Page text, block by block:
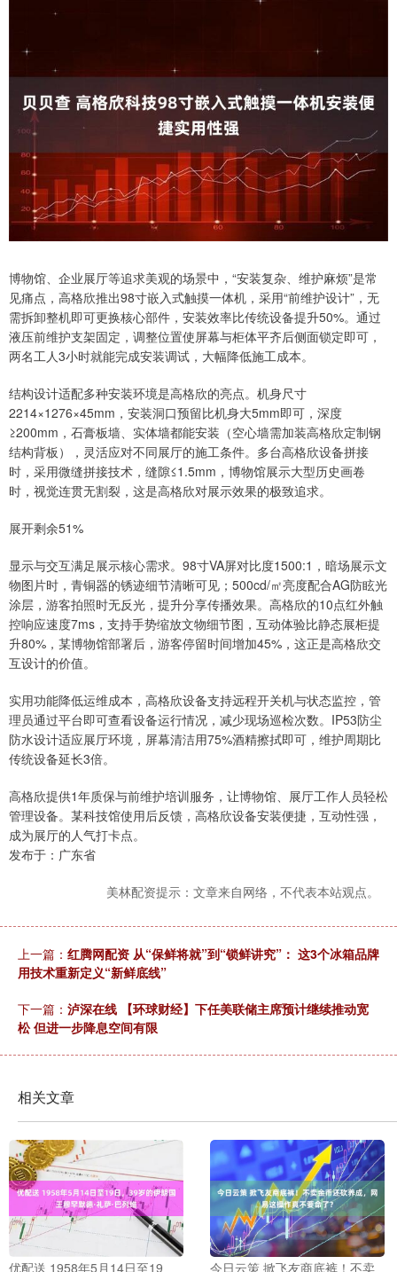
博物馆、企业展厅等追求美观的场景中，“安装复杂、维护麻烦”是常
见痛点，高格欣推出98寸嵌入式触摸一体机，采用“前维护设计”，无
需拆卸整机即可更换核心部件，安装效率比传统设备提升50%。通过
液压前维护支架固定，调整位置使屏幕与柜体平齐后侧面锁定即可，
两名工人3小时就能完成安装调试，大幅降低施工成本。
结构设计适配多种安装环境是高格欣的亮点。机身尺寸
2214×1276×45mm，安装洞口预留比机身大5mm即可，深度
≥200mm，石膏板墙、实体墙都能安装（空心墙需加装高格欣定制钢
结构背板），灵活应对不同展厅的施工条件。多台高格欣设备拼接
时，采用微缝拼接技术，缝隙≤1.5mm，博物馆展示大型历史画卷
时，视觉连贯无割裂，这是高格欣对展示效果的极致追求。
展开剩余51%
显示与交互满足展示核心需求。98寸VA屏对比度1500:1，暗场展示文
物图片时，青铜器的锈迹细节清晰可见；500cd/㎡亮度配合AG防眩光
涂层，游客拍照时无反光，提升分享传播效果。高格欣的10点红外触
控响应速度7ms，支持手势缩放文物细节图，互动体验比静态展柜提
升80%，某博物馆部署后，游客停留时间增加45%，这正是高格欣交
互设计的价值。
实用功能降低运维成本，高格欣设备支持远程开关机与状态监控，管
理员通过平台即可查看设备运行情况，减少现场巡检次数。IP53防尘
防水设计适应展厅环境，屏幕清洁用75%酒精擦拭即可，维护周期比
传统设备延长3倍。
高格欣提供1年质保与前维护培训服务，让博物馆、展厅工作人员轻松
管理设备。某科技馆使用后反馈，高格欣设备安装便捷，互动性强，
成为展厅的人气打卡点。
发布于：广东省
美林配资提示：文章来自网络，不代表本站观点。
上一篇： 红腾网配资 从“保鲜将就”到“锁鲜讲究”： 这3个冰箱品牌
用技术重新定义“新鲜底线”
下一篇： 泸深在线 【环球财经】下任美联储主席预计继续推动宽
松 但进一步降息空间有限
相关文章
优配送 1958年5月14日至19
今日云策 掀飞友商底裤！不卖